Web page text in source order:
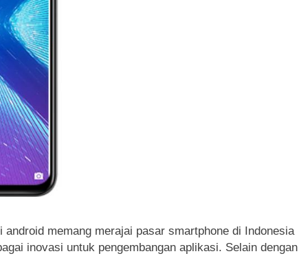
android memang merajai pasar smartphone di Indonesia
inovasi untuk pengembangan aplikasi. Selain dengan